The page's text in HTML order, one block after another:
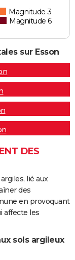
Magnitude 3
Magnitude 6
sur Esson
DES
lié aux
des
en provoquant
affecte les
sols argileux